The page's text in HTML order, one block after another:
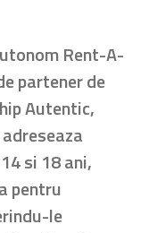
Rent-A-
partener de
Autentic,
si 18 ani,
pentru
le